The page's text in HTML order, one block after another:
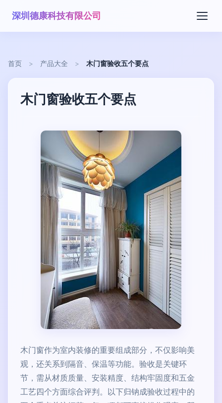
深圳德康科技有限公司
首页 > 产品大全 > 木门窗验收五个要点
木门窗验收五个要点
木门窗作为室内装修的重要组成部分，不仅影响美
观，还关系到隔音、保温等功能。验收是关键环
节，需从材质质量、安装精度、结构牢固度和五金
工艺四个方面综合评判。以下归钠成验收过程中的